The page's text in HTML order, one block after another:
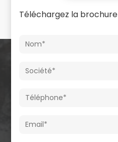
Téléchargez la brochure